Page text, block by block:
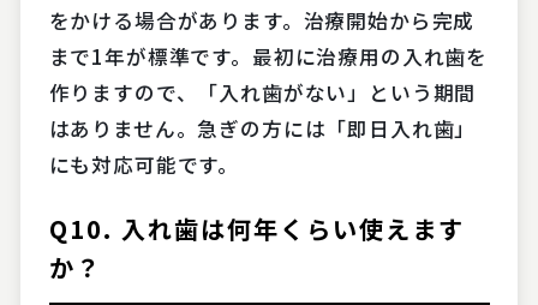
をかける場合があります。治療開始から完成
まで1年が標準です。最初に治療用の入れ歯を
作りますので、「入れ歯がない」という期間
はありません。急ぎの方には「即日入れ歯」
にも対応可能です。
Q10. 入れ歯は何年くらい使えます
か？